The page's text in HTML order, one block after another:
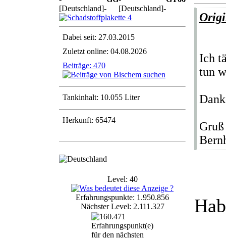
Dabei seit: 27.03.2015
Zuletzt online: 04.08.2026
Beiträge: 470
Tankinhalt: 10.055 Liter
Herkunft: 65474
Level: 40
Erfahrungspunkte: 1.950.856
Nächster Level: 2.111.327
Ich
tun
Gruß